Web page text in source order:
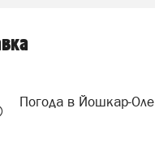
Погода в Йошкар-Оле